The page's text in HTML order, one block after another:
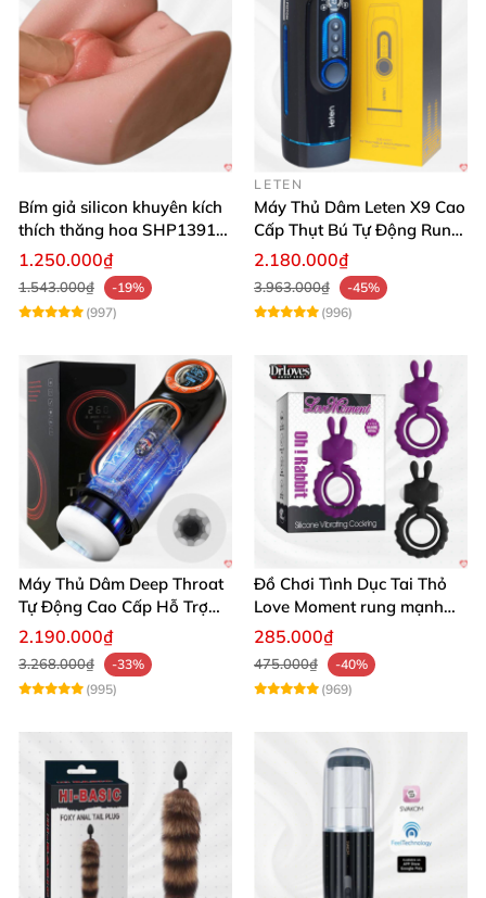
Bím giả silicon khuyên kích
thích thăng hoa SHP1391
ShopHanhPhuc
1.250.000₫
1.543.000₫
-19%
(997)
LETEN
Máy Thủ Dâm Leten X9 Cao
Cấp Thụt Bú Tự Động Rung
Rên
2.180.000₫
3.963.000₫
-45%
(996)
Máy Thủ Dâm Deep Throat
Tự Động Cao Cấp Hỗ Trợ
Gắn Tường
2.190.000₫
3.268.000₫
-33%
(995)
Đồ Chơi Tình Dục Tai Thỏ
Love Moment rung mạnh
mẽ êm ái
285.000₫
475.000₫
-40%
(969)